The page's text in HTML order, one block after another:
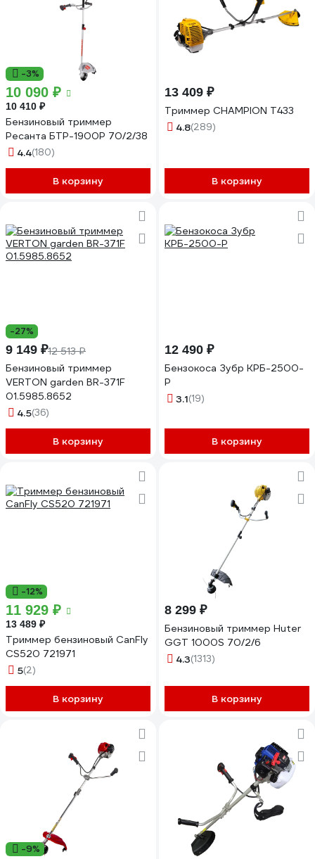
-3%
10 090 ₽
10 410 ₽
Бензиновый триммер
Ресанта БТР-1900Р 70/2/38
4.4(180)
В корзину
13 409 ₽
Триммер CHAMPION Т433
4.8(289)
В корзину
-27%
9 149 ₽12 513 ₽
Бензиновый триммер
VERTON garden BR-371F
01.5985.8652
4.5(36)
В корзину
12 490 ₽
Бензокоса Зубр КРБ-2500-
Р
3.1(19)
В корзину
-12%
11 929 ₽
13 489 ₽
Триммер бензиновый CanFly
CS520 721971
5(2)
В корзину
8 299 ₽
Бензиновый триммер Huter
GGT 1000S 70/2/6
4.3(1313)
В корзину
-9%